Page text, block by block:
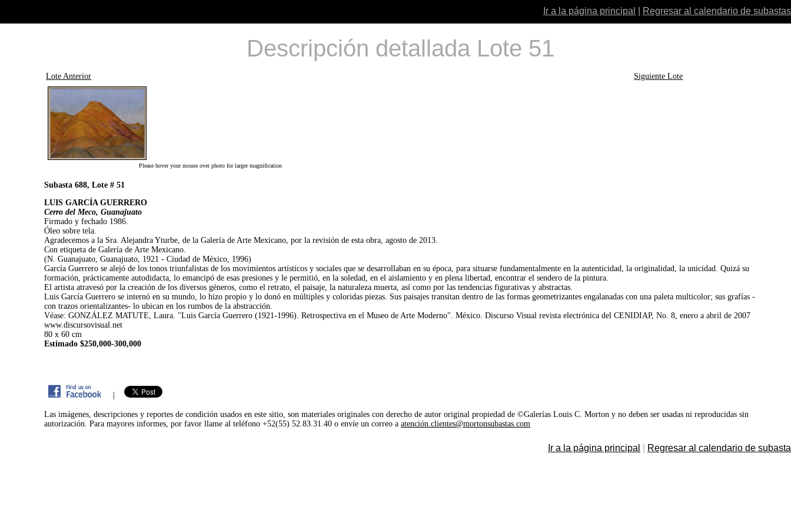
Ir a la página principal Regresar al calendario de subastas
Descripción detallada Lote 51
Lote Anterior Siguiente Lote
Please hover your mouse over photo for larger magnification
Subasta 688, Lote # 51
LUIS GARCÍA GUERRERO
Cerro del Meco, Guanajuato
Firmado y fechado 1986.
Óleo sobre tela.
Agradecemos a la Sra. Alejandra Yturbe, de la Galería de Arte Mexicano, por la revisión de esta obra, agosto de 2013.
Con etiqueta de Galería de Arte Mexicano.
(N. Guanajuato, Guanajuato, 1921 - Ciudad de México, 1996)
García Guerrero se alejó de los tonos triunfalistas de los movimientos artísticos y sociales que se desarrollaban en su época, para situarse fundamentalmente en la autenticidad, la originalidad, la unicidad. Quizá su
formación, prácticamente autodidacta, lo emancipó de esas presiones y le permitió, en la soledad, en el aislamiento y en plena libertad, encontrar el sendero de la pintura.
El artista atravesó por la creación de los diversos géneros, como el retrato, el paisaje, la naturaleza muerta, así como por las tendencias figurativas y abstractas.
Luis García Guerrero se internó en su mundo, lo hizo propio y lo donó en múltiples y coloridas piezas. Sus paisajes transitan dentro de las formas geometrizantes engalanadas con una paleta multicolor; sus grafías -
con trazos orientalizantes- lo ubican en los rumbos de la abstracción.
Véase: GONZÁLEZ MATUTE, Laura. "Luis García Guerrero (1921-1996). Retrospectiva en el Museo de Arte Moderno". México. Discurso Visual revista electrónica del CENIDIAP, No. 8, enero a abril de 2007
www.discursovisual.net
80 x 60 cm
Estimado $250,000-300,000
|
Las imágenes, descripciones y reportes de condición usados en este sitio, son materiales originales con derecho de autor original propiedad de ©Galerías Louis C. Morton y no deben ser usadas ni reproducidas sin
autorización. Para mayores informes, por favor llame al teléfono +52(55) 52.83.31.40 o envíe un correo aatención.clientes@mortonsubastas.com
Ir a la página principal Regresar al calendario de